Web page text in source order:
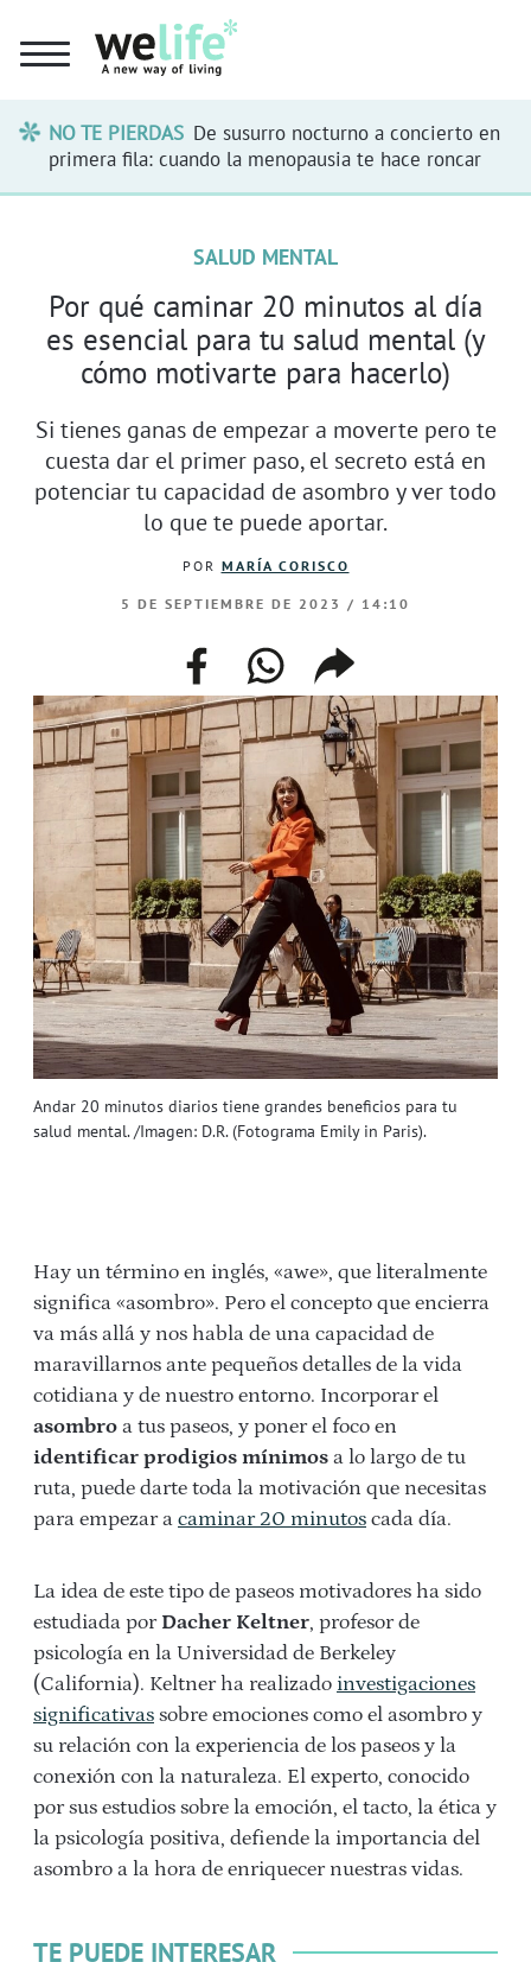
NO TE PIERDAS De susurro nocturno a concierto en
primera fila: cuando la menopausia te hace roncar
Andar 20 minutos diarios tiene grandes beneficios para tu
salud mental. /Imagen: D.R. (Fotograma Emily in Paris).
SALUD MENTAL
Por qué caminar 20 minutos al día
es esencial para tu salud mental (y
cómo motivarte para hacerlo)
Si tienes ganas de empezar a moverte pero te
cuesta dar el primer paso, el secreto está en
potenciar tu capacidad de asombro y ver todo
lo que te puede aportar.
POR MARÍA CORISCO
5 DE SEPTIEMBRE DE 2023 / 14:10
facebookwhatsappcompartir
enlace
Hay un término en inglés, «awe», que literalmente
significa «asombro». Pero el concepto que encierra
va más allá y nos habla de una capacidad de
maravillarnos ante pequeños detalles de la vida
cotidiana y de nuestro entorno. Incorporar el
asombro a tus paseos, y poner el foco en
identificar prodigios mínimos a lo largo de tu
ruta, puede darte toda la motivación que necesitas
para empezar a caminar 20 minutos cada día.
La idea de este tipo de paseos motivadores ha sido
estudiada por Dacher Keltner, profesor de
psicología en la Universidad de Berkeley
(California). Keltner ha realizado investigaciones
significativas sobre emociones como el asombro y
su relación con la experiencia de los paseos y la
conexión con la naturaleza. El experto, conocido
por sus estudios sobre la emoción, el tacto, la ética y
la psicología positiva, defiende la importancia del
asombro a la hora de enriquecer nuestras vidas.
TE PUEDE INTERESAR